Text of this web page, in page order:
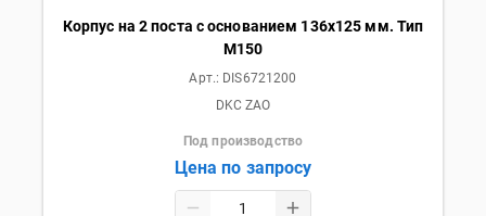
Корпус на 2 поста с основанием 136х125 мм. Тип
M150
Арт.: DIS6721200
DKC ZAO
Под производство
Цена по запросу